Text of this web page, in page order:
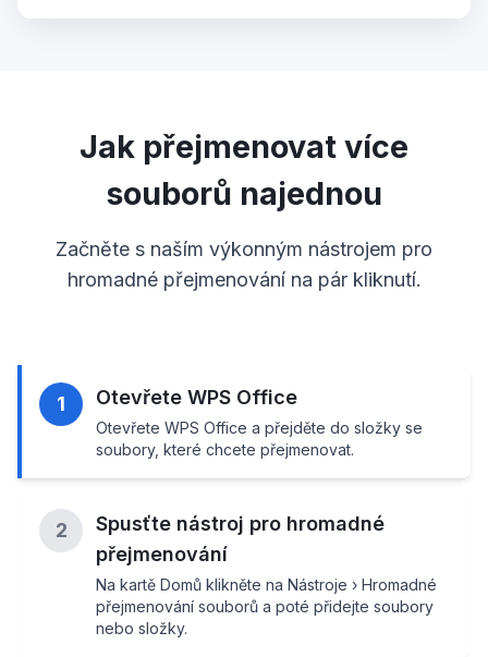
Jak přejmenovat více
souborů najednou
Začněte s naším výkonným nástrojem pro
hromadné přejmenování na pár kliknutí.
1 Otevřete WPS Office
Otevřete WPS Office a přejděte do složky se
soubory, které chcete přejmenovat.
2
Spusťte nástroj pro hromadné
přejmenování
Na kartě Domů klikněte na Nástroje › Hromadné
přejmenování souborů a poté přidejte soubory
nebo složky.